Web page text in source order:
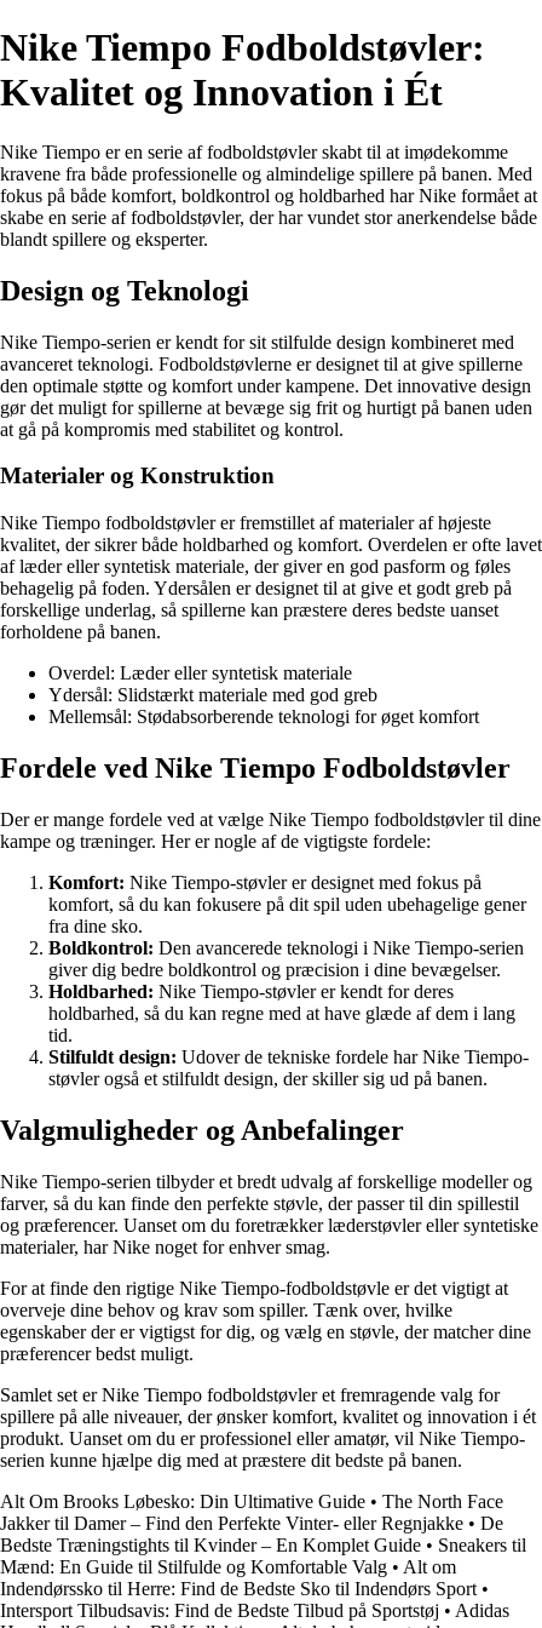
Nike Tiempo Fodboldstøvler:
Kvalitet og Innovation i Ét
Nike Tiempo er en serie af fodboldstøvler skabt til at imødekomme
kravene fra både professionelle og almindelige spillere på banen. Med
fokus på både komfort, boldkontrol og holdbarhed har Nike formået at
skabe en serie af fodboldstøvler, der har vundet stor anerkendelse både
blandt spillere og eksperter.
Design og Teknologi
Nike Tiempo-serien er kendt for sit stilfulde design kombineret med
avanceret teknologi. Fodboldstøvlerne er designet til at give spillerne
den optimale støtte og komfort under kampene. Det innovative design
gør det muligt for spillerne at bevæge sig frit og hurtigt på banen uden
at gå på kompromis med stabilitet og kontrol.
Materialer og Konstruktion
Nike Tiempo fodboldstøvler er fremstillet af materialer af højeste
kvalitet, der sikrer både holdbarhed og komfort. Overdelen er ofte lavet
af læder eller syntetisk materiale, der giver en god pasform og føles
behagelig på foden. Ydersålen er designet til at give et godt greb på
forskellige underlag, så spillerne kan præstere deres bedste uanset
forholdene på banen.
Overdel: Læder eller syntetisk materiale
Ydersål: Slidstærkt materiale med god greb
Mellemsål: Stødabsorberende teknologi for øget komfort
Fordele ved Nike Tiempo Fodboldstøvler
Der er mange fordele ved at vælge Nike Tiempo fodboldstøvler til dine
kampe og træninger. Her er nogle af de vigtigste fordele:
Komfort: Nike Tiempo-støvler er designet med fokus på
komfort, så du kan fokusere på dit spil uden ubehagelige gener
fra dine sko.
Boldkontrol: Den avancerede teknologi i Nike Tiempo-serien
giver dig bedre boldkontrol og præcision i dine bevægelser.
Holdbarhed: Nike Tiempo-støvler er kendt for deres
holdbarhed, så du kan regne med at have glæde af dem i lang
tid.
Stilfuldt design: Udover de tekniske fordele har Nike Tiempo-
støvler også et stilfuldt design, der skiller sig ud på banen.
Valgmuligheder og Anbefalinger
Nike Tiempo-serien tilbyder et bredt udvalg af forskellige modeller og
farver, så du kan finde den perfekte støvle, der passer til din spillestil
og præferencer. Uanset om du foretrækker læderstøvler eller syntetiske
materialer, har Nike noget for enhver smag.
For at finde den rigtige Nike Tiempo-fodboldstøvle er det vigtigt at
overveje dine behov og krav som spiller. Tænk over, hvilke
egenskaber der er vigtigst for dig, og vælg en støvle, der matcher dine
præferencer bedst muligt.
Samlet set er Nike Tiempo fodboldstøvler et fremragende valg for
spillere på alle niveauer, der ønsker komfort, kvalitet og innovation i ét
produkt. Uanset om du er professionel eller amatør, vil Nike Tiempo-
serien kunne hjælpe dig med at præstere dit bedste på banen.
Alt Om Brooks Løbesko: Din Ultimative Guide • The North Face
Jakker til Damer – Find den Perfekte Vinter- eller Regnjakke • De
Bedste Træningstights til Kvinder – En Komplet Guide • Sneakers til
Mænd: En Guide til Stilfulde og Komfortable Valg • Alt om
Indendørssko til Herre: Find de Bedste Sko til Indendørs Sport •
Intersport Tilbudsavis: Find de Bedste Tilbud på Sportstøj • Adidas